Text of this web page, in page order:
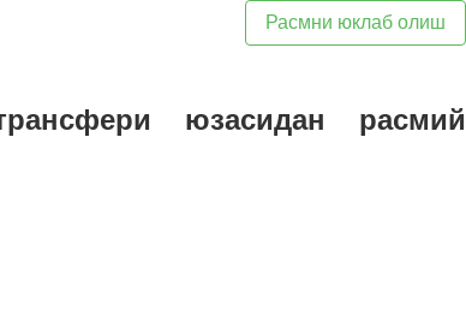
Расмни юклаб олиш
юзасидан расмий